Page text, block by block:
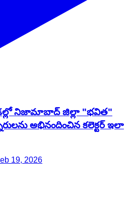
నిజామాబాద్ జిల్లా "భవిత"
అభినందించిన కలెక్టర్ ఇలా
19, 2026